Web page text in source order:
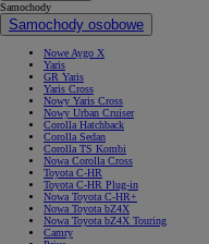
Samochody
Samochody osobowe
Nowe Aygo X
Yaris
GR Yaris
Yaris Cross
Nowy Yaris Cross
Nowy Urban Cruiser
Corolla Hatchback
Corolla Sedan
Corolla TS Kombi
Nowa Corolla Cross
Toyota C-HR
Toyota C-HR Plug-in
Nowa Toyota C-HR+
Nowa Toyota bZ4X
Nowa Toyota bZ4X Touring
Camry